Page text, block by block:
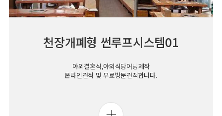
천장개폐형 썬루프시스템01
야외결혼식,야외식당어닝제작
온라인견적 및 무료방문견적합니다.